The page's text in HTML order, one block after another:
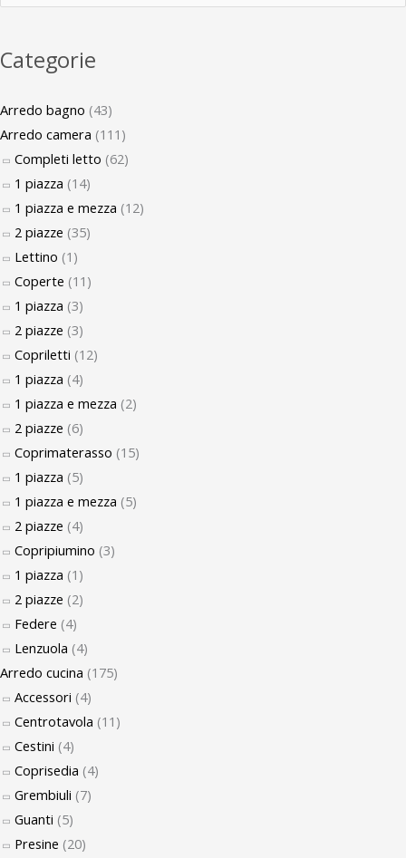
Categorie
Arredo bagno (43)
Arredo camera (111)
Completi letto (62)
1 piazza (14)
1 piazza e mezza (12)
2 piazze (35)
Lettino (1)
Coperte (11)
1 piazza (3)
2 piazze (3)
Copriletti (12)
1 piazza (4)
1 piazza e mezza (2)
2 piazze (6)
Coprimaterasso (15)
1 piazza (5)
1 piazza e mezza (5)
2 piazze (4)
Copripiumino (3)
1 piazza (1)
2 piazze (2)
Federe (4)
Lenzuola (4)
Arredo cucina (175)
Accessori (4)
Centrotavola (11)
Cestini (4)
Coprisedia (4)
Grembiuli (7)
Guanti (5)
Presine (20)